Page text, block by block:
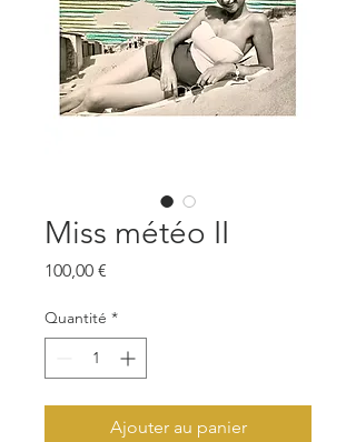
Miss météo II
100,00 €
Quantité *
Ajouter au panier